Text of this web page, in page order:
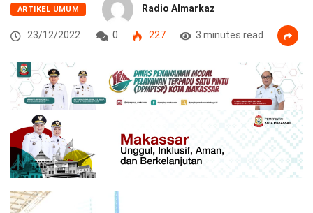
ARTIKEL UMUM Radio Almarkaz
23/12/2022 0 227 3 minutes read